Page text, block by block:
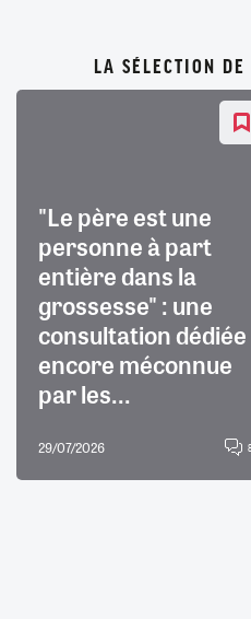
LA SÉLECTION
"Le père est une
personne à part
entière dans la
grossesse" : une
consultation dédiée
encore méconnue
par les...
29/07/2026 8